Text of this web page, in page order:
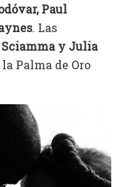
Paul
. Las
Sciamma y Julia
Palma de Oro